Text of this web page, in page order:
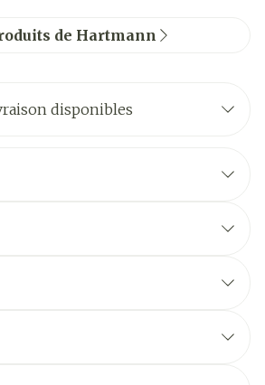
de Hartmann
disponibles